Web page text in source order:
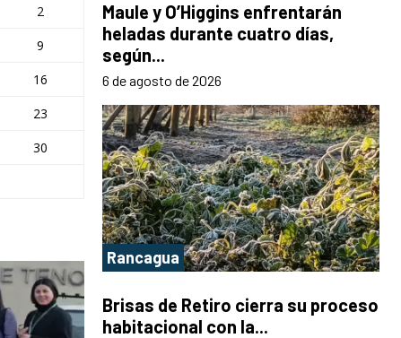
2
9
16
23
30
Maule y O’Higgins enfrentarán
heladas durante cuatro días,
según...
6 de agosto de 2026
Rancagua
Brisas de Retiro cierra su proceso
habitacional con la...